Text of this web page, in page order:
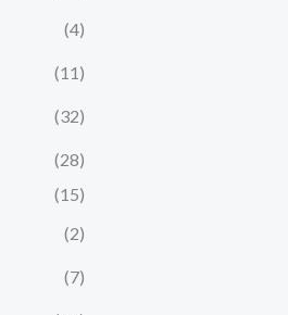
(4)
(11)
(32)
(28)
(15)
(2)
(7)